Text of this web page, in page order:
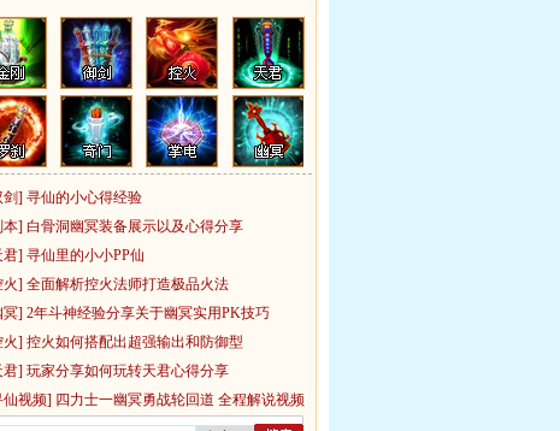
] 寻仙的小心得经验
本] 白骨洞幽冥装备展示以及心得分享
君] 寻仙里的小小PP仙
] 全面解析控火法师打造极品火法
冥] 2年斗神经验分享关于幽冥实用PK技巧
] 控火如何搭配出超强输出和防御型
君] 玩家分享如何玩转天君心得分享
仙视频] 四力士一幽冥勇战轮回道 全程解说视频